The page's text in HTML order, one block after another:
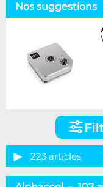
Nos suggestions
articles
Catégorie
223 articles